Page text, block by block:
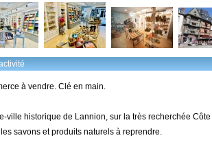
à vendre. Clé en main.
ville historique de Lannion, sur la très recherchée
savons et produits naturels à reprendre.